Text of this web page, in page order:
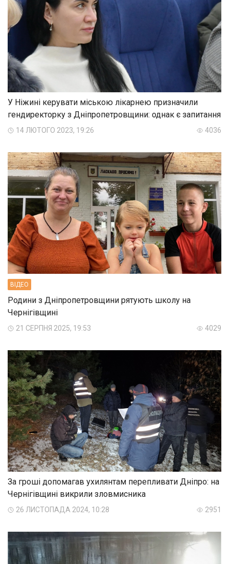
У Ніжині керувати міською лікарнею призначили
гендиректорку з Дніпропетровщини: однак є запитання
14 ЛЮТОГО 2023, 19:26 4036
ВIДЕО
Родини з Дніпропетровщини рятують школу на
Чернігівщині
21 СЕРПНЯ 2025, 19:53 4029
За гроші допомагав ухилянтам перепливати Дніпро: на
Чернігівщині викрили зловмисника
26 ЛИСТОПАДА 2024, 10:28 2951